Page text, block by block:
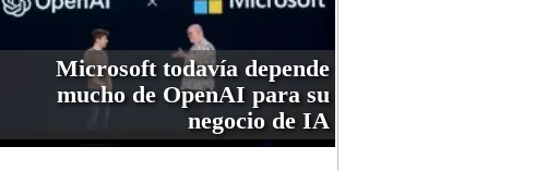
Microsoft todavía depende
mucho de OpenAI para su
negocio de IA